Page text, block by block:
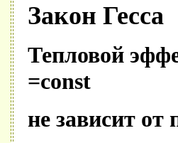
Закон Гесса
Тепловой
=const
не зависит от